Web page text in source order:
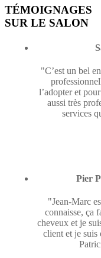
TÉMOIGNAGES
SUR LE SALON
"C’est un bel
l’adopter et
aussi très
services
Pier
"Jean-Marc
connaisse, ça
cheveux et je
client et je suis